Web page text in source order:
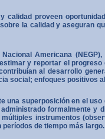
calidad proveen
la calidad y aseguran
Americana
y reportar el
al desarrollo
social; enfoques positivos
una superposición en el
formalmente y
instrumentos
de tiempo más largo.